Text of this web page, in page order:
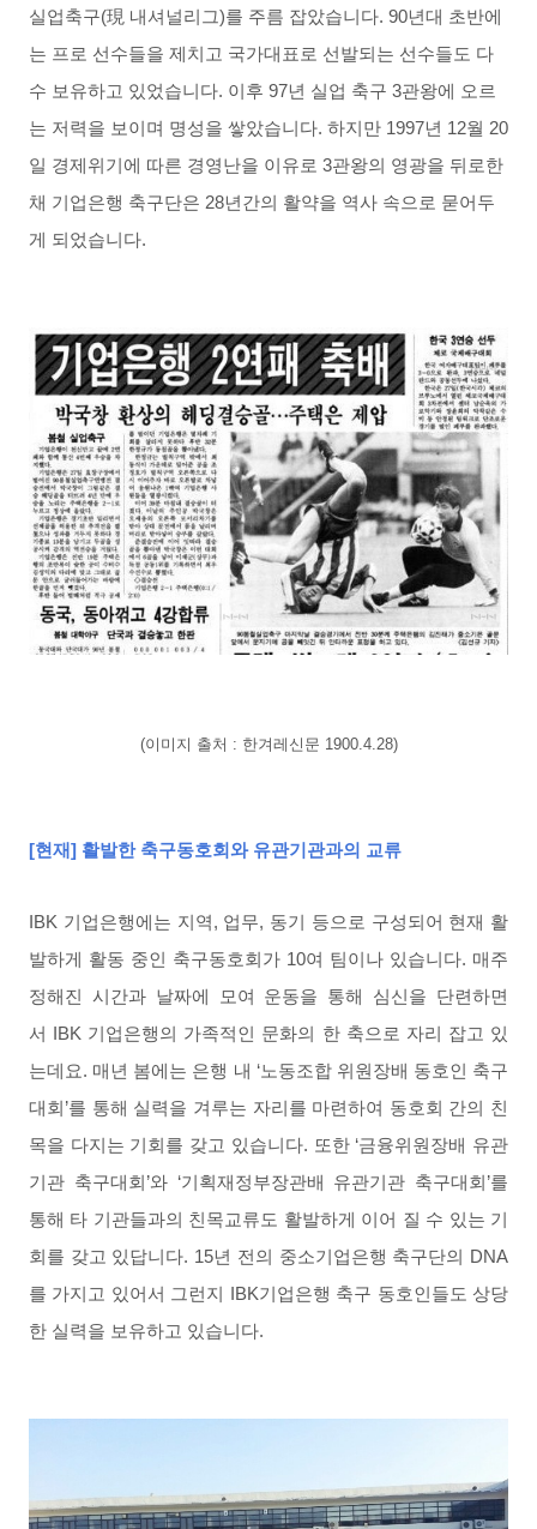
실업축구(現 내셔널리그)를 주름 잡았습니다. 90년대 초반에
는 프로 선수들을 제치고 국가대표로 선발되는 선수들도 다
수 보유하고 있었습니다. 이후 97년 실업 축구 3관왕에 오르
는 저력을 보이며 명성을 쌓았습니다. 하지만 1997년 12월 20
일 경제위기에 따른 경영난을 이유로 3관왕의 영광을 뒤로한
채 기업은행 축구단은 28년간의 활약을 역사 속으로 묻어두
게 되었습니다.
(이미지 출처 : 한겨레신문 1900.4.28)
[현재] 활발한 축구동호회와 유관기관과의 교류
IBK 기업은행에는 지역, 업무, 동기 등으로 구성되어 현재 활
발하게 활동 중인 축구동호회가 10여 팀이나 있습니다. 매주
정해진 시간과 날짜에 모여 운동을 통해 심신을 단련하면
서 IBK 기업은행의 가족적인 문화의 한 축으로 자리 잡고 있
는데요. 매 년 봄에는 은행 내 ‘노동조합 위원장배 동호인 축구
대회’를 통해 실력을 겨루는 자리를 마련하여 동호회 간의 친
목을 다지는 기회를 갖고 있습니다. 또한 ‘금융위원장배 유관
기관 축구대회’와 ‘기획재정부장관배 유관기관 축구대회’를
통해 타 기관들과의 친목교류도 활발하게 이어 질 수 있는 기
회를 갖고 있답니다. 15년 전의 중소기업은행 축구단의 DNA
를 가지고 있어서 그런지 IBK기업은행 축구 동호인들도 상당
한 실력을 보유하고 있습니다.